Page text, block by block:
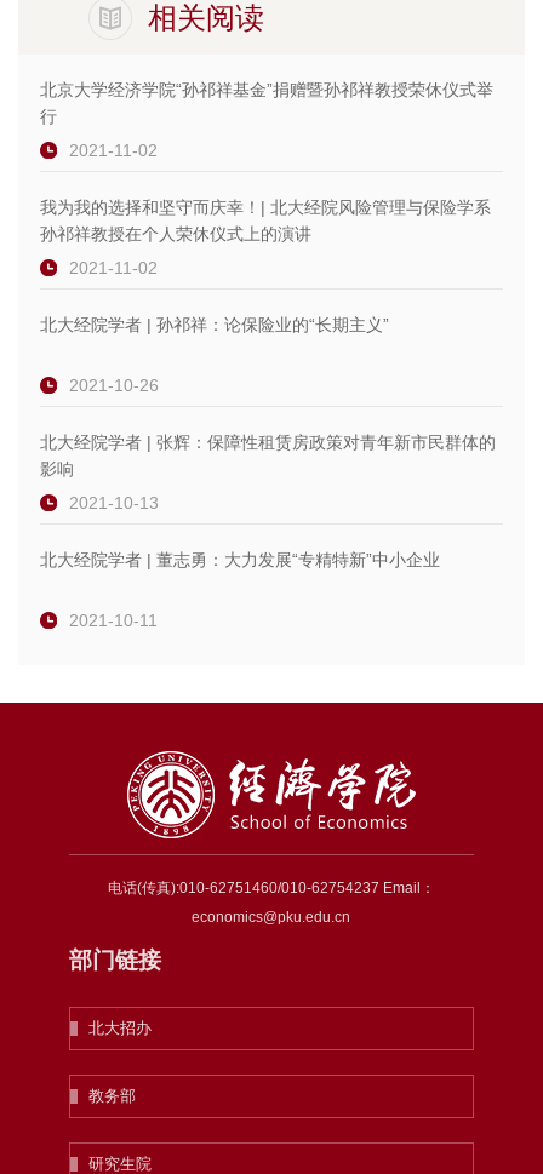
相关阅读
北京大学经济学院“孙祁祥基金”捐赠暨孙祁祥教授荣休仪式举
行
2021-11-02
我为我的选择和坚守而庆幸！| 北大经院风险管理与保险学系
孙祁祥教授在个人荣休仪式上的演讲
2021-11-02
北大经院学者 | 孙祁祥：论保险业的“长期主义”
2021-10-26
北大经院学者 | 张辉：保障性租赁房政策对青年新市民群体的
影响
2021-10-13
北大经院学者 | 董志勇：大力发展“专精特新”中小企业
2021-10-11
电话(传真):010-62751460/010-62754237 Email：
economics@pku.edu.cn
部门链接
北大招办
教务部
研究生院